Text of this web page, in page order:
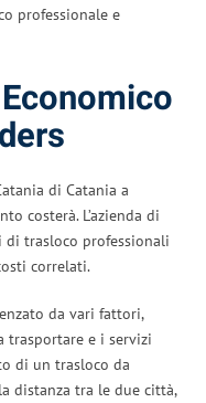
professionale e
di Catania a
costerà. L’azienda di
di trasloco professionali
correlati.
da vari fattori,
trasportare e i servizi
di un trasloco da
distanza tra le due città,